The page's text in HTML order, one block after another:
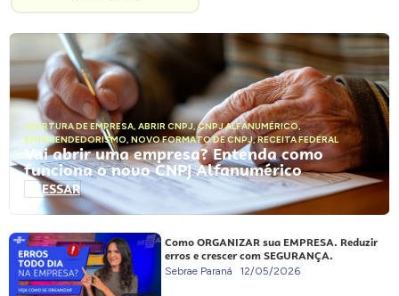
ABERTURA DE EMPRESA, ABRIR CNPJ,CNPJ ALFANUMÉRICO,
EMPREENDEDORISMO, NOVO FORMATO DE CNPJ,RECEITA FEDERAL
Vai abrir uma empresa? Entenda como
funciona o novo CNPJ Alfanumérico
ACESSAR
Como ORGANIZAR sua EMPRESA. Reduzir
erros e crescer com SEGURANÇA.
Sebrae Paraná 12/05/2026